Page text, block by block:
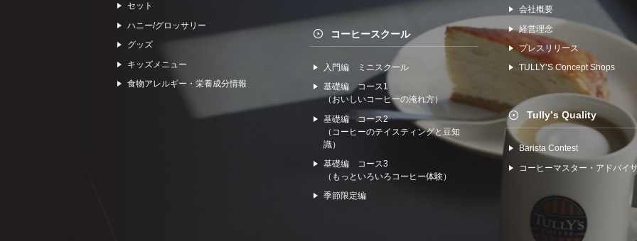
セット
ハニー/グロッサリー
グッズ
キッズメニュー
食物アレルギー・栄養成分情報
コーヒースクール
入門編 ミニスクール
基礎編 コース1
（おいしいコーヒーの淹れ方）
基礎編 コース2
（コーヒーのテイスティングと豆知
識）
基礎編 コース3
（もっといろいろコーヒー体験）
季節限定編
会社概要
経営理念
プレスリリース
TULLYʼS Concept Shops
Tullyʼs Quality
Barista Contest
コーヒーマスター・アドバイ